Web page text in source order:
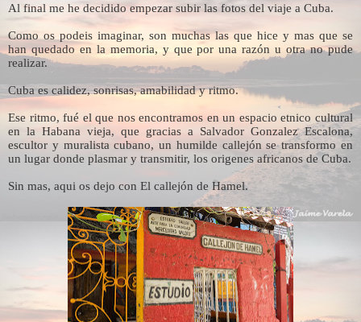
Al final me he decidido empezar subir las fotos del viaje a Cuba.
Como os podeis imaginar, son muchas las que hice y mas que se
han quedado en la memoria, y que por una razón u otra no pude
realizar.
Cuba es calidez, sonrisas, amabilidad y ritmo.
Ese ritmo, fué el que nos encontramos en un espacio etnico cultural
en la Habana vieja, que gracias a Salvador Gonzalez Escalona,
escultor y muralista cubano, un humilde callejón se transformo en
un lugar donde plasmar y transmitir, los origenes africanos de Cuba.
Sin mas, aqui os dejo con El callejón de Hamel.